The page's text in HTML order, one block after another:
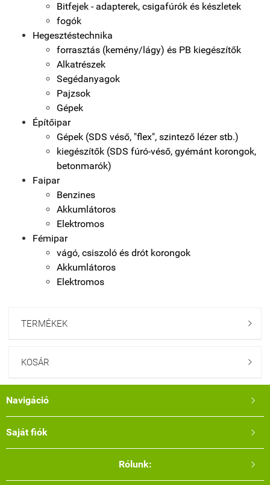
Bitfejek - adapterek, csigafúrók és készletek
fogók
Hegesztéstechnika
forrasztás (kemény/lágy) és PB kiegészítők
Alkatrészek
Segédanyagok
Pajzsok
Gépek
Építőipar
Gépek (SDS véső, "flex", szintező lézer stb.)
kiegészítők (SDS fúró-véső, gyémánt korongok,
betonmarók)
Faipar
Benzines
Akkumlátoros
Elektromos
Fémipar
vágó, csiszoló és drót korongok
Akkumlátoros
Elektromos
TERMÉKEK 
KOSÁR 
Navigáció 
Saját fiók 
Rólunk: 